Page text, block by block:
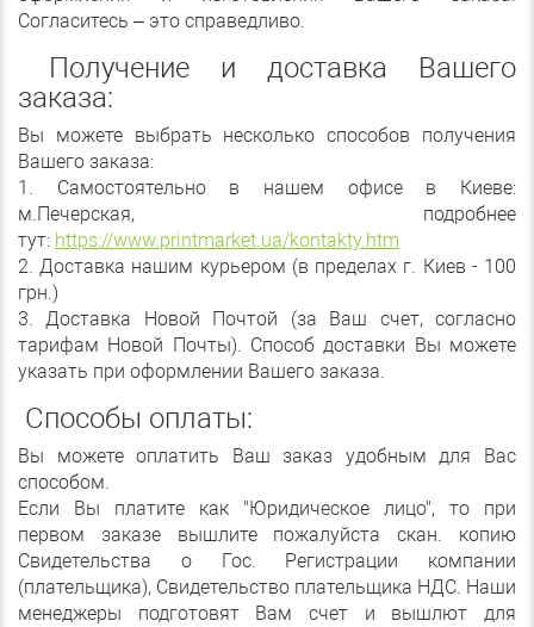
Согласитесь – это справедливо
Получение и доставка Вашего
заказа:
Вы можете выбрать несколько способов получения
Вашего заказа:
1. Самостоятельно в нашем офисе в Киеве:
м.Печерская, подробнее
тут: https://www.printmarket.ua/kontakty.htm
2. Доставка нашим курьером (в пределах г. Киев - 100
грн.)
3. Доставка Новой Почтой (за Ваш счет, согласно
тарифам Новой Почты). Способ доставки Вы можете
указать при оформлении Вашего заказа.
Способы оплаты:
Вы можете оплатить Ваш заказ удобным для Вас
способом.
Если Вы платите как "Юридическое лицо", то при
первом заказе вышлите пожалуйста скан. копию
Свидетельства о Гос. Регистрации компании
(плательщика), Свидетельство плательщика НДС. Наши
менеджеры подготовят Вам счет и вышлют для